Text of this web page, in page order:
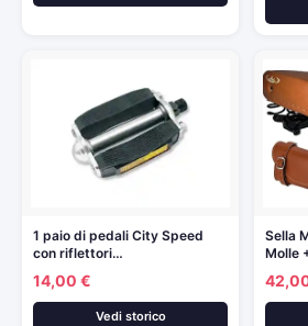
1 paio di pedali City Speed
con riflettori…
14,00 €
Vedi storico
Sella
Molle